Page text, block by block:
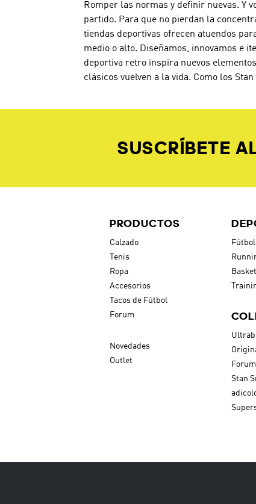
Romper las normas y definir nuevas. Y
partido. Para que no pierdan la
tiendas deportivas ofrecen atuendos
medio o alto. Diseñamos, innovamos e
deportiva retro inspira nuevos
clásicos vuelven a la vida. Como los
SUSCRÍBETE
PRODUCTOS
Calzado
Tenis
Ropa
Accesorios
Tacos de Fútbol
Forum
Novedades
Outlet
Fútbol
Forum
Stan